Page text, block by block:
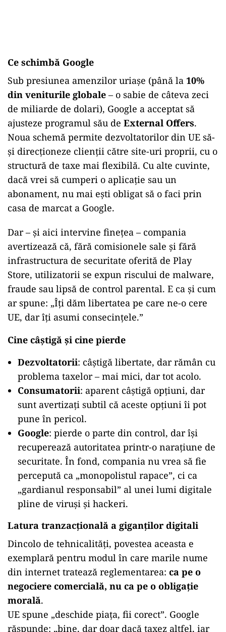
Ce schimbă Google
Sub presiunea amenzilor uriașe (până la 10%
din veniturile globale – o sabie de câteva zeci
de miliarde de dolari), Google a acceptat să
ajusteze programul său de External Offers.
Noua schemă permite dezvoltatorilor din UE să-
și direcționeze clienții către site-uri proprii, cu o
structură de taxe mai flexibilă. Cu alte cuvinte,
dacă vrei să cumperi o aplicație sau un
abonament, nu mai ești obligat să o faci prin
casa de marcat a Google.
Dar – și aici intervine finețea – compania
avertizează că, fără comisionele sale și fără
infrastructura de securitate oferită de Play
Store, utilizatorii se expun riscului de malware,
fraude sau lipsă de control parental. E ca și cum
ar spune: „Îți dăm libertatea pe care ne-o cere
UE, dar îți asumi consecințele.”
Cine câștigă și cine pierde
Dezvoltatorii: câștigă libertate, dar rămân cu
problema taxelor – mai mici, dar tot acolo.
Consumatorii: aparent câștigă opțiuni, dar
sunt avertizați subtil că aceste opțiuni îi pot
pune în pericol.
Google: pierde o parte din control, dar își
recuperează autoritatea printr-o narațiune de
securitate. În fond, compania nu vrea să fie
percepută ca „monopolistul rapace”, ci ca
„gardianul responsabil” al unei lumi digitale
pline de viruși și hackeri.
Latura tranzacțională a giganților digitali
Dincolo de tehnicalități, povestea aceasta e
exemplară pentru modul în care marile nume
din internet tratează reglementarea: ca pe o
negociere comercială, nu ca pe o obligație
morală.
UE spune „deschide piața, fii corect”. Google
răspunde: „bine, dar doar dacă taxez altfel, iar